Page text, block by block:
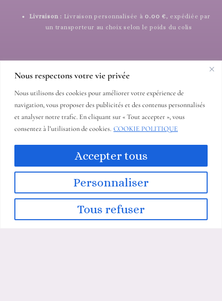
Nous respectons votre vie privée
Nous utilisons des cookies pour améliorer votre expérience de
navigation, vous proposer des publicités et des contenus personnalisés
et analyser notre trafic. En cliquant sur « Tout accepter », vous
consentez à l’utilisation de cookies. COOKIE POLITIQUE
Personnaliser
Tous refuser
Accepter tous
Livraison : Livraison personnalisée à 0.00 €, expédiée par
un transporteur au choix selon le poids du colis
COORDONNÉES
14 allée du mas duc 06340 Nice France
+33613481299